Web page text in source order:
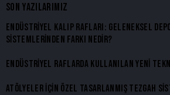
SON YAZILARIMIZ
ENDÜSTRIYEL KALIP RAFLARI: GELENEKSEL
SISTEMLERINDEN FARKI NEDIR?
ENDÜSTRIYEL RAFLARDA KULLANILAN YENI
ATÖLYELER İÇIN ÖZEL TASARLANMIŞ TEZGAH